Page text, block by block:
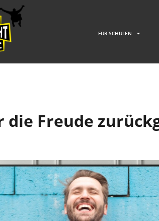
FÜR SCHULEN
die Freude